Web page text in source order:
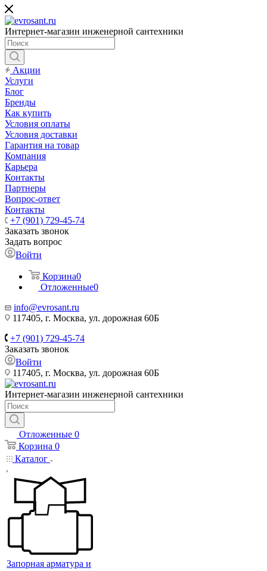
Интернет-магазин инженерной сантехники
Акции
Услуги
Блог
Бренды
Как купить
Условия оплаты
Условия доставки
Гарантия на товар
Компания
Карьера
Контакты
Партнеры
Вопрос-ответ
Контакты
+7 (901) 729-45-74
Заказать звонок
Задать вопрос
Войти
Корзина0
Отложенные0
info@evrosant.ru
117405, г. Москва, ул. дорожная 60Б
+7 (901) 729-45-74
Заказать звонок
Войти
117405, г. Москва, ул. дорожная 60Б
Интернет-магазин инженерной сантехники
Отложенные 0
Корзина 0
Каталог
Запорная арматура и